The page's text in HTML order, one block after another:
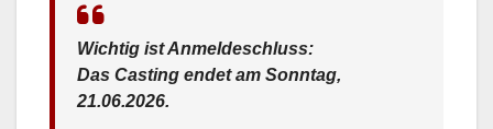
Wichtig ist Anmelde­schluss:
Das Cast­ing endet am Son­ntag,
21.06.2026.